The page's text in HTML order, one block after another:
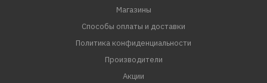
Магазины
Способы оплаты и доставки
Политика конфиденциальности
Производители
Акции